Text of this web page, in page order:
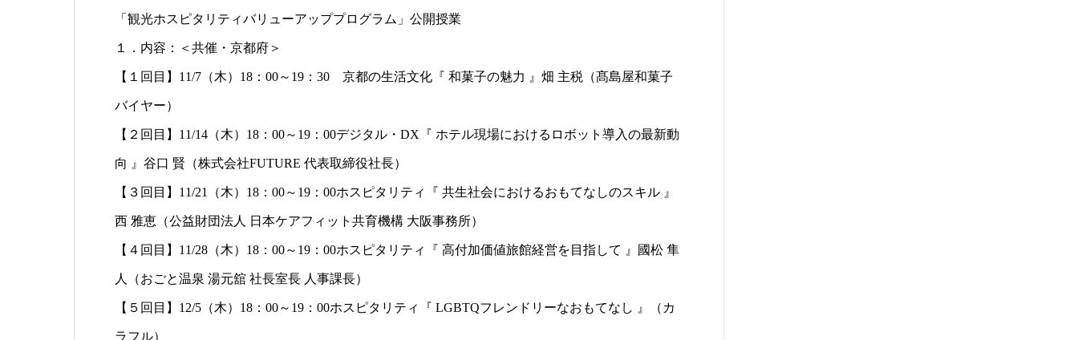
「観光ホスピタリティバリューアッププログラム」公開授業
１．内容：＜共催・京都府＞
【１回目】11/7（木）18：00～19：30 京都の生活文化『 和菓子の魅力 』畑 主税（髙島屋和菓子
バイヤー）
【２回目】11/14（木）18：00～19：00デジタル・DX『 ホテル現場におけるロボット導入の最新動
向 』谷口 賢（株式会社FUTURE 代表取締役社長）
【３回目】11/21（木）18：00～19：00ホスピタリティ『 共生社会におけるおもてなしのスキル 』
西 雅恵（公益財団法人 日本ケアフィット共育機構 大阪事務所）
【４回目】11/28（木）18：00～19：00ホスピタリティ『 高付加価値旅館経営を目指して 』國松 隼
人（おごと温泉 湯元舘 社長室長 人事課長）
【５回目】12/5（木）18：00～19：00ホスピタリティ『 LGBTQフレンドリーなおもてなし 』（カ
ラフル）